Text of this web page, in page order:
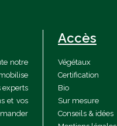
notre
experts
et vos
Accès
Végétaux
Certification
Bio
Sur mesure
Conseils & idées